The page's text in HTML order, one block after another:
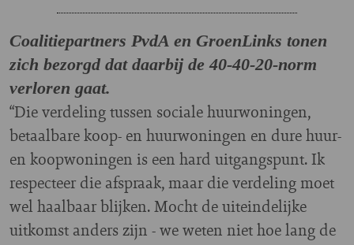
Coalitiepartners PvdA en GroenLinks tonen
zich bezorgd dat daarbij de 40-40-20-norm
verloren gaat.
“Die verdeling tussen sociale huurwoningen,
betaalbare koop- en huurwoningen en dure huur-
en koopwoningen is een hard uitgangspunt. Ik
respecteer die afspraak, maar die verdeling moet
wel haalbaar blijken. Mocht de uiteindelijke
uitkomst anders zijn - we weten niet hoe lang de